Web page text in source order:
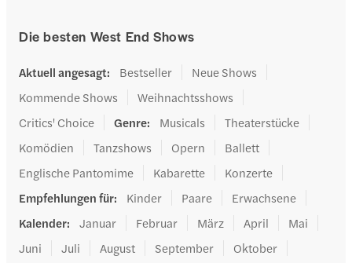
Die besten West End Shows
Aktuell angesagt: Bestseller
Neue Shows
Kommende Shows
Weihnachtsshows
Critics' Choice
Genre: Musicals
Theaterstücke
Komödien
Tanzshows Opern
Ballett
Englische Pantomime
Kabarette
Konzerte
Empfehlungen für: Kinder Paare
Erwachsene
Kalender: Januar Februar März April
Mai
Juni
Juli August September
Oktober